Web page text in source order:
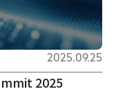
2025
2025.09.25